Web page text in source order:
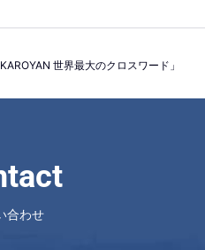
世界最大のクロスワード」
合わせ